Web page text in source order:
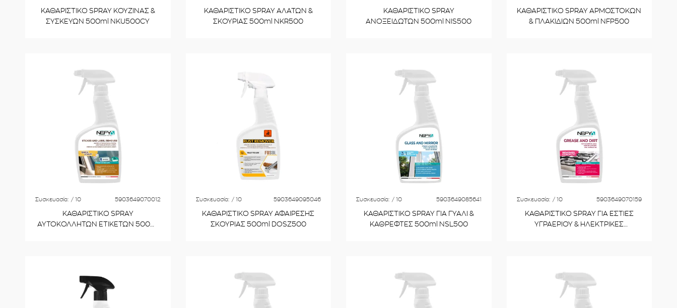
ΚΑΘΑΡΙΣΤΙΚΟ SPRAY ΚΟΥΖΙΝΑΣ &
ΣΥΣΚΕΥΩΝ 500ml NKU500CY
ΚΑΘΑΡΙΣΤΙΚΟ SPRAY ΑΛΑΤΩΝ &
ΣΚΟΥΡΙΑΣ 500ml NKR500
ΚΑΘΑΡΙΣΤΙΚΟ SPRAY
ΑΝΟΞΕΙΔΩΤΩΝ 500ml NIS500
ΚΑΘΑΡΙΣΤΙΚΟ SPRAY ΑΡΜΟΣΤΟΚΩΝ
& ΠΛΑΚΙΔΙΩΝ 500ml NFP500
Συσκευασία: / 10 5903649070012
ΚΑΘΑΡΙΣΤΙΚΟ SPRAY
ΑΥΤΟΚΟΛΛΗΤΩΝ ΕΤΙΚΕΤΩΝ 500ml
Συσκευασία: / 10 5903649095046
ΚΑΘΑΡΙΣΤΙΚΟ SPRAY ΑΦΑΙΡΕΣΗΣ
ΣΚΟΥΡΙΑΣ 500ml DOSZ500
Συσκευασία: / 10 5903649085641
ΚΑΘΑΡΙΣΤΙΚΟ SPRAY ΓΙΑ ΓΥΑΛΙ &
ΚΑΘΡΕΦΤΕΣ 500ml NSL500
Συσκευασία: / 10 5903649070159
ΚΑΘΑΡΙΣΤΙΚΟ SPRAY ΓΙΑ ΕΣΤΙΕΣ
ΥΓΡΑΕΡΙΟΥ & ΗΛΕΚΤΡΙΚΕΣ